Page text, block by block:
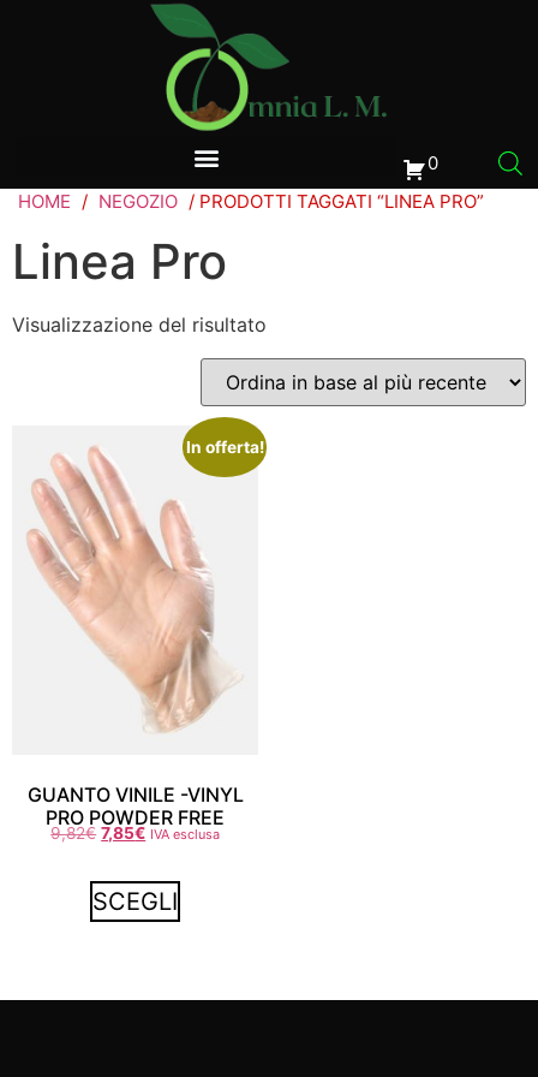
0
HOME / NEGOZIO / PRODOTTI TAGGATI “LINEA PRO”
Linea Pro
Visualizzazione del risultato
In offerta!
GUANTO VINILE -VINYL
PRO POWDER FREE
9,82€ 7,85€ IVA esclusa
SCEGLI